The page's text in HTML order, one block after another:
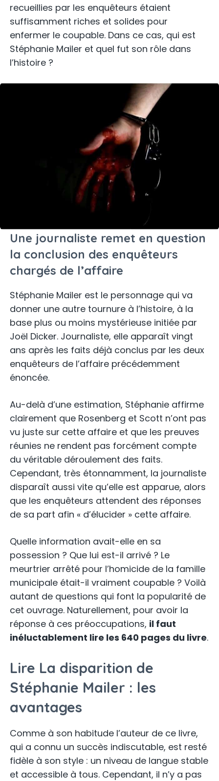
recueillies par les enquêteurs étaient
suffisamment riches et solides pour
enfermer le coupable. Dans ce cas, qui est
Stéphanie Mailer et quel fut son rôle dans
l’histoire ?
Une journaliste remet en question
la conclusion des enquêteurs
chargés de l’affaire
Stéphanie Mailer est le personnage qui va
donner une autre tournure à l’histoire, à la
base plus ou moins mystérieuse initiée par
Joël Dicker. Journaliste, elle apparaît vingt
ans après les faits déjà conclus par les deux
enquêteurs de l’affaire précédemment
énoncée.
Au-delà d’une estimation, Stéphanie affirme
clairement que Rosenberg et Scott n’ont pas
vu juste sur cette affaire et que les preuves
réunies ne rendent pas forcément compte
du véritable déroulement des faits.
Cependant, très étonnamment, la journaliste
disparaît aussi vite qu’elle est apparue, alors
que les enquêteurs attendent des réponses
de sa part afin « d’élucider » cette affaire.
Quelle information avait-elle en sa
possession ? Que lui est-il arrivé ? Le
meurtrier arrêté pour l’homicide de la famille
municipale était-il vraiment coupable ? Voilà
autant de questions qui font la popularité de
cet ouvrage. Naturellement, pour avoir la
réponse à ces préoccupations, il faut
inéluctablement lire les 640 pages du livre.
Lire La disparition de
Stéphanie Mailer : les
avantages
Comme à son habitude l’auteur de ce livre,
qui a connu un succès indiscutable, est resté
fidèle à son style : un niveau de langue stable
et accessible à tous. Cependant, il n’y a pas